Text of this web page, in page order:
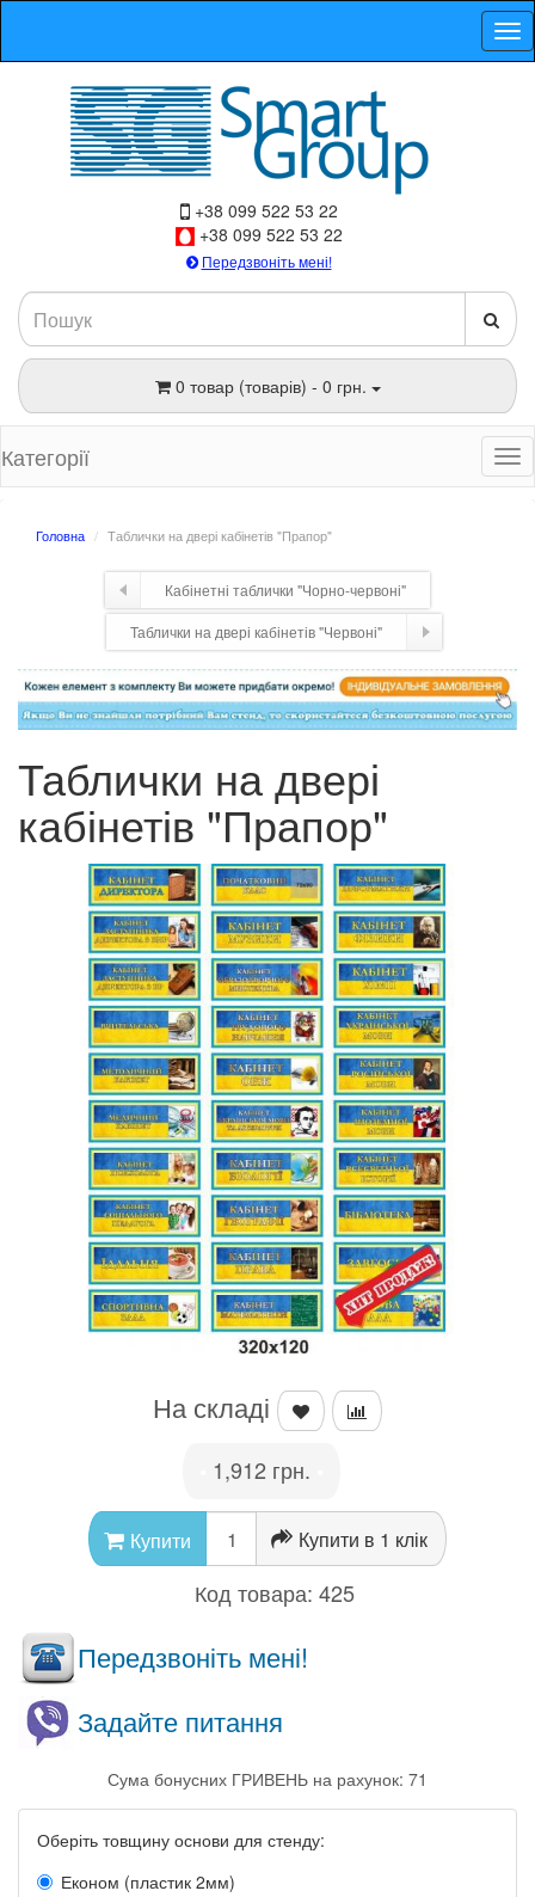
+38 099 522 53 22
+38 099 522 53 22
Передзвоніть мені!
0 товар (товарів) - 0 грн.
Категорії
Головна Таблички на двері кабінетів "Прапор"
Кабінетні таблички "Чорно-червоні"
Таблички на двері кабінетів "Червоні"
Таблички на двері
кабінетів "Прапор"
На складі
1,912 грн.
Купити Купити в 1 клік
Код товара: 425
Передзвоніть мені!
Задайте питання
Сума бонусних ГРИВЕНЬ на рахунок: 71
Оберіть товщину основи для стенду:
Економ (пластик 2мм)